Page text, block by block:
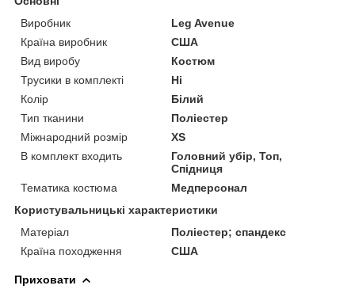
Виробник
Leg Avenue
Країна виробник
США
Вид виробу
Костюм
Трусики в комплекті
Ні
Колір
Білий
Тип тканини
Поліестер
Міжнародний розмір
XS
В комплект входить
Головний убір, Топ,
Спідниця
Тематика костюма
Медперсонал
Користувальницькі характеристики
Матеріал
Поліестер; спандекс
Країна походження
США
Приховати